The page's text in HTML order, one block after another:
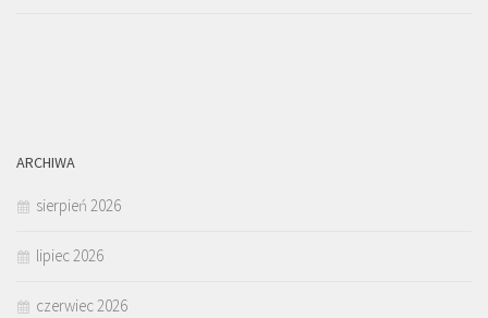
ARCHIWA
sierpień 2026
lipiec 2026
czerwiec 2026